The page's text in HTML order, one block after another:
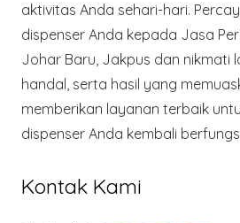
aktivitas Anda sehari-hari.
dispenser Anda kepada Jasa
Johar Baru, Jakpus dan nikmati
handal, serta hasil yang
memberikan layanan terbaik
dispenser Anda kembali
Kontak Kami